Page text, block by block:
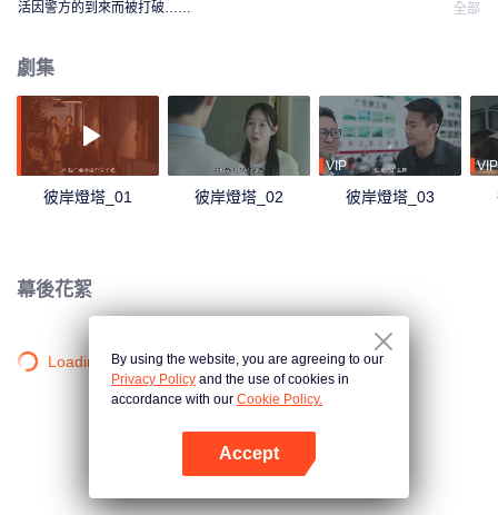
活因警方的到來而被打破……
全部
劇集
彼岸燈塔_01 彼岸燈塔_02
VIP
彼岸燈塔_03
VIP
幕後花絮
Loading…By using the website, you are agreeing to our
Privacy Policy and the use of cookies in
accordance with our Cookie Policy.
Accept